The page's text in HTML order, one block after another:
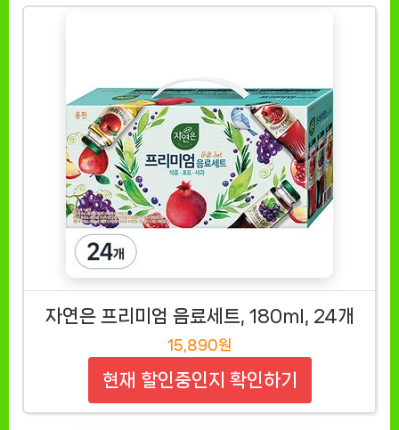
자연은 프리미엄 음료세트, 180ml, 24개
15,890원
현재 할인중인지 확인하기